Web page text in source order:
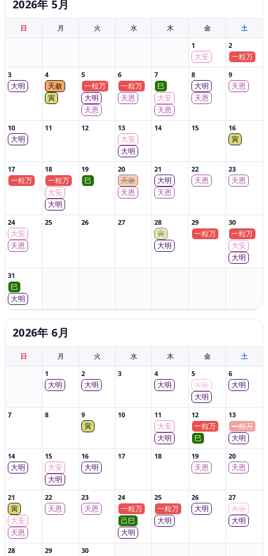
2026年 5月
日 月 火 水 木 金
土
1
大安
2
一粒万
3
大明
4
天赦
寅
5
一粒万
大明
天恩
6
一粒万
天恩
7
巳
大安
天恩
8
大明
天恩
9
天恩
10
大明
11 12 13
大安
大明
14 15 16
寅
17
一粒万
18
一粒万
大安
大明
19
巳
20
天赦
天恩
21
大明
天恩
22
天恩
23
天恩
24
大安
天恩
25 26 27 28
寅
大明
29
一粒万
30
一粒万
大安
大明
31
巳
大明
2026年 6月
日 月 火 水 木 金
土
1
大明
2
大明
3 4
大明
5
大安
大明
6
大明
7 8 9
寅
10 11
大安
大明
12
一粒万
巳
13
一粒万
大明
14
大明
15
大安
大明
16
大明
17 18 19
天恩
20
天恩
21
寅
大安
天恩
22
天恩
23
天恩
24
一粒万
己巳
大明
25
一粒万
大明
26
大明
27
大安
大明
28 29 30